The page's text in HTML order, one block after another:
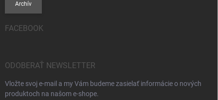
Archív
FACEBOOK
ODOBERAŤ NEWSLETTER
Vložte svoj e-mail a my Vám budeme zasielať informácie o nových
produktoch na našom e-shope.